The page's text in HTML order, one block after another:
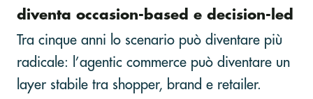
diventa occasion-based e decision-led
Tra cinque anni lo scenario può diventare più
radicale: l’agentic commerce può diventare un
layer stabile tra shopper, brand e retailer.